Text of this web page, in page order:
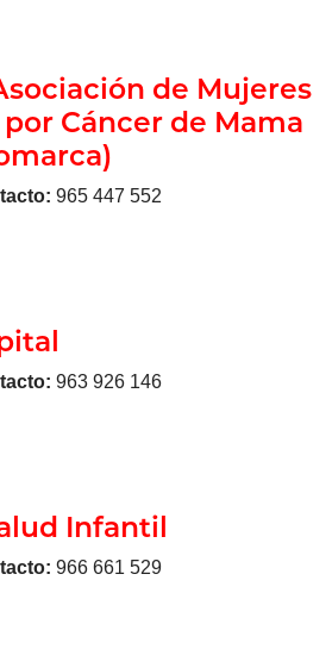
de Mujeres
Cáncer de Mama
965 447 552
963 926 146
Infantil
966 661 529